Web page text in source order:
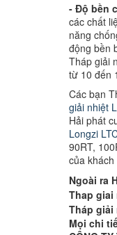
- Độ bền
các chất
năng
động bền
Tháp giải
từ 10 đến
Các bạn
giải nhiệt
Hải phát
Longzi
90RT,
của khách
Ngoài ra
Thap
Tháp giải
Mọi chi